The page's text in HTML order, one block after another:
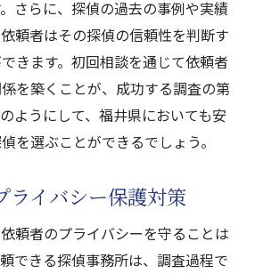
さらに、探偵の過去の事例や実績
頼者はその探偵の信頼性を判断す
きます。初回相談を通じて依頼者
を築くことが、成功する調査の第
ようにして、福井県においても安
を選ぶことができるでしょう。
ライバシー保護対策
頼者のプライバシーを守ることは
できる探偵事務所は、調査過程で